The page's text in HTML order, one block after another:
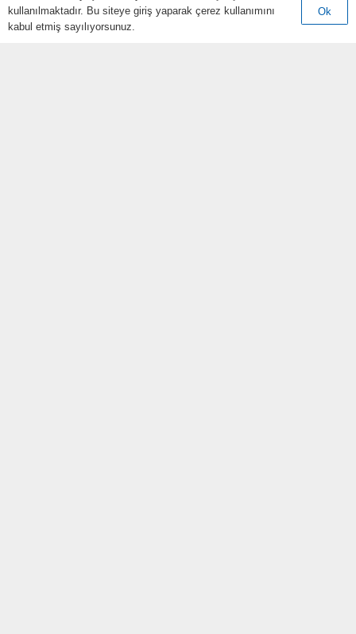
kullanılmaktadır. Bu siteye giriş yaparak çerez kullanımını
kabul etmiş sayılıyorsunuz.
Ok